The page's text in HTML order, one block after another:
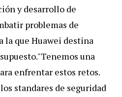
y desarrollo de
problemas de
la que Huawei destina
una
enfrentar estos retos.
standares de seguridad